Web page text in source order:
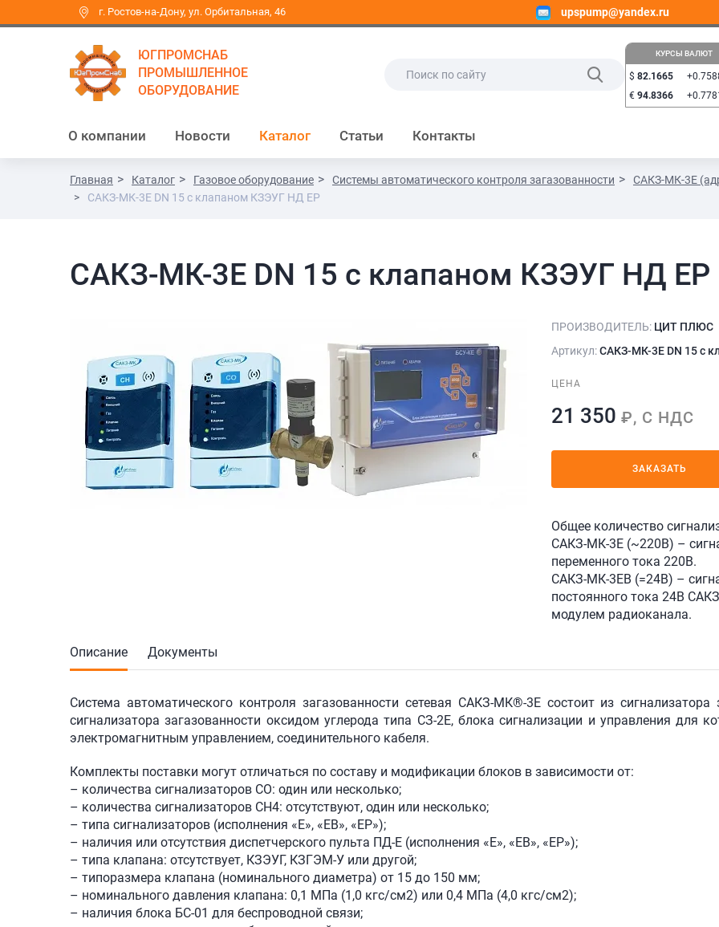
г. Ростов-на-Дону, ул. Орбитальная, 46 upspump@yandex.ru
ЮГПРОМСНАБ
ПРОМЫШЛЕННОЕ
ОБОРУДОВАНИЕ
КУРСЫ ВАЛЮТ
$ 82.1665
€ 94.8366
О компании Новости Каталог Статьи Контакты
Главная Каталог Газовое оборудование Системы автоматического контроля загазованности
САКЗ-МК-3Е
САКЗ-МК-3Е DN 15 с клапаном КЗЭУГ НД ЕР
САКЗ-МК-3Е DN 15 с клапаном КЗЭУГ НД ЕР
ПРОИЗВОДИТЕЛЬ: ЦИТ ПЛЮС
Артикул:САКЗ-МК-3Е DN 15 с
ЦЕНА
21 350 ₽, С НДС
ЗАКАЗАТЬ
Общее количество
САКЗ-МК-3Е (~220В) –
переменного тока 220В.
САКЗ-МК-3ЕВ (=24В) –
постоянного тока 24В
модулем радиоканала.
Описание Документы
Система автоматического контроля загазованности сетевая САКЗ-МК®-3Е состоит из
сигнализатора загазованности оксидом углерода типа СЗ-2Е, блока сигнализации и управления для
электромагнитным управлением, соединительного кабеля.
Комплекты поставки могут отличаться по составу и модификации блоков в зависимости от:
– количества сигнализаторов СО: один или несколько;
– количества сигнализаторов СН4: отсутствуют, один или несколько;
– типа сигнализаторов (исполнения «Е», «ЕВ», «ЕР»);
– наличия или отсутствия диспетчерского пульта ПД-Е (исполнения «Е», «ЕВ», «ЕР»);
– типа клапана: отсутствует, КЗЭУГ, КЗГЭМ-У или другой;
– типоразмера клапана (номинального диаметра) от 15 до 150 мм;
– номинального давления клапана: 0,1 МПа (1,0 кгс/см2) или 0,4 МПа (4,0 кгс/см2);
– наличия блока БС-01 для беспроводной связи;